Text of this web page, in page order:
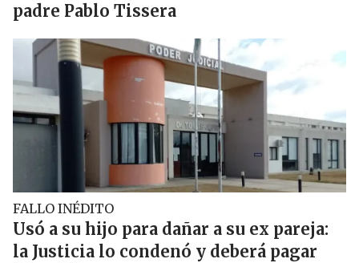
padre Pablo Tissera
FALLO INÉDITO
Usó a su hijo para dañar a su ex pareja:
la Justicia lo condenó y deberá pagar